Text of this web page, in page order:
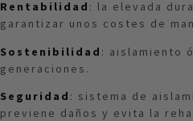
Rentabilidad : la elevada
garantizar unos costes de
Sostenibilidad : aislamiento
generaciones.
Seguridad : sistema de
previene daños y evita la